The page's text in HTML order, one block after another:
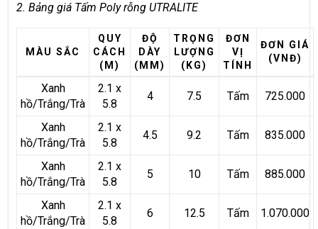
2. Bảng giá Tấm Poly rỗng UTRALITE
MÀU SẮC
QUY
CÁCH
(M)
ĐỘ
DÀY
(MM)
TRỌNG
LƯỢNG
(KG)
ĐƠN
VỊ
TÍNH
ĐƠN GIÁ
(VNĐ)
Xanh
hồ/Trắng/Trà
2.1 x
5.8
4 7.5 Tấm 725.000
Xanh
hồ/Trắng/Trà
2.1 x
5.8
4.5 9.2 Tấm 835.000
Xanh
hồ/Trắng/Trà
2.1 x
5.8
5 10 Tấm 885.000
Xanh
hồ/Trắng/Trà
2.1 x
5.8
6 12.5 Tấm 1.070.000